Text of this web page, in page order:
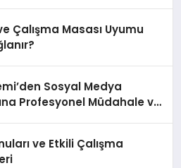
Çalışma Masası Uyumu
Sosyal Medya
Profesyonel Müdahale ve
ve Etkili Çalışma